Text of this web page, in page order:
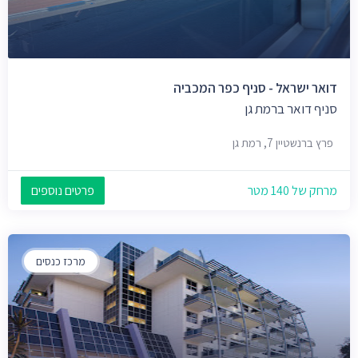
דואר ישראל - סניף כפר המכביה
סניף דואר ברמת גן
פרץ ברנשטיין 7, רמת גן
מרחק של 140 מטר פרטים נוספים
מרכז כנסים